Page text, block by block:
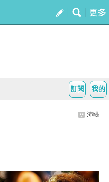
我的
訂閱
沛緹